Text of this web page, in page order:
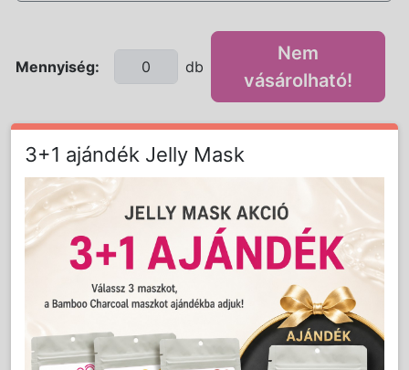
Mennyiség: db
Nem
vásárolható!
Részletes Leírás
A Pure Moments VEGÁN mosóparfüm felidézi
a boldog gyermekkor legszebb emlékeit, vagy
éppen a gyerekes szülők mindennapjait teszi
még emlékezetesebbé.
3+1 ajándék Jelly Mask